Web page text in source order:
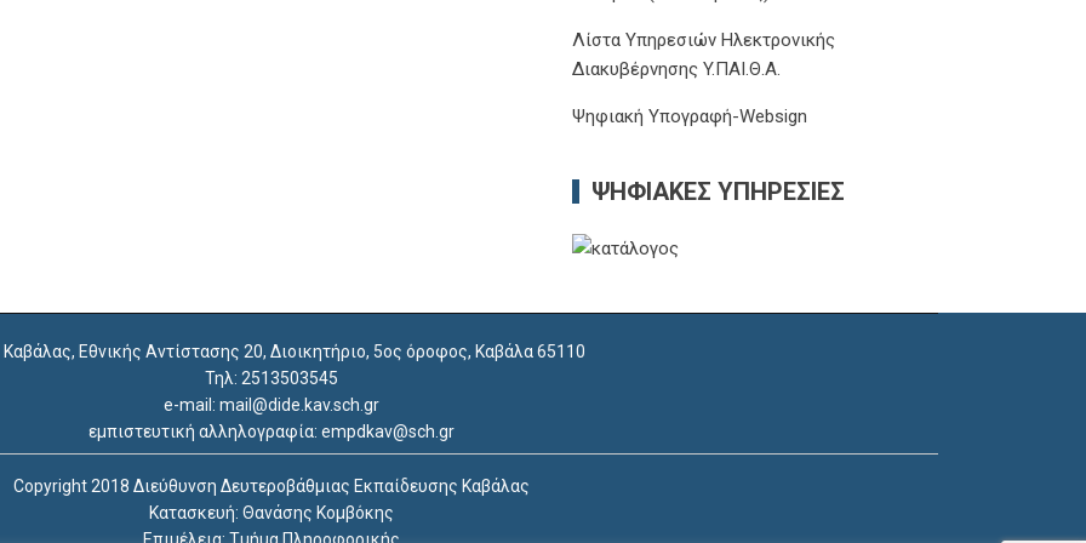
Λίστα Υπηρεσιών Ηλεκτρονικής
Διακυβέρνησης Y.ΠΑΙ.Θ.Α.
Ψηφιακή Υπογραφή-Websign
ΨΗΦΙΑΚΈΣ ΥΠΗΡΕΣΊΕΣ
Εθνικής Αντίστασης 20, Διοικητήριο, 5ος όροφος, Καβάλα 65110
Τηλ: 2513503545
e-mail: mail@dide.kav.sch.gr
εμπιστευτική αλληλογραφία: empdkav@sch.gr
Copyright 2018 Διεύθυνση Δευτεροβάθμιας Εκπαίδευσης Καβάλας
Κατασκευή: Θανάσης Κομβόκης